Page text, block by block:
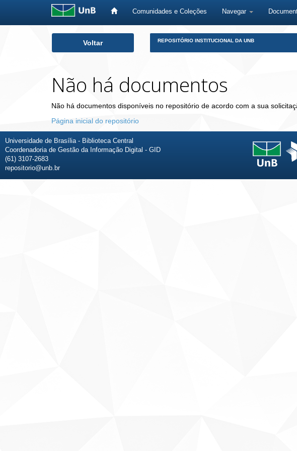
Comunidades e Coleções Navegar
Voltar REPOSITÓRIO INSTITUCIONAL DA UNB
Não há documentos
Não há documentos disponíveis no repositório de acordo com a sua
Página inicial do repositório
Universidade de Brasília - Biblioteca Central
Coordenadoria de Gestão da Informação Digital - GID
(61) 3107-2683
repositorio@unb.br